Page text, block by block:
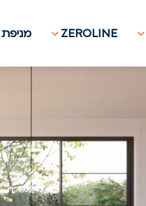
ZEROLINE מניפת